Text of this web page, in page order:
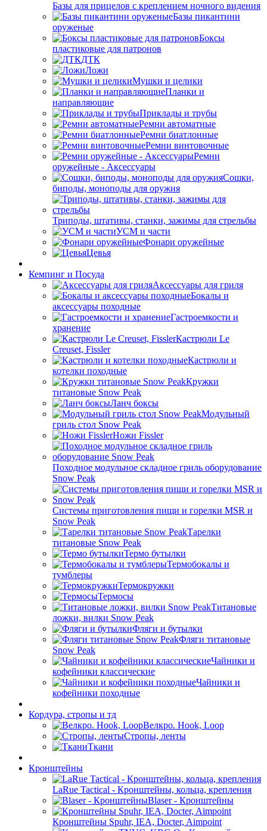
Базы для прицелов с креплением ночного видения
Базы пикантини
оруженые
Боксы
пластиковые для патронов
ДТК
Ложи
Мушки и целики
Планки и
направляющие
Приклады и трубы
Ремни автоматные
Ремни биатлонные
Ремни винтовочные
Ремни
оружейные - Аксессуары
Сошки,
биподы, моноподы для оружия
Триподы, штативы, станки, зажимы для стрельбы
УСМ и части
Фонари оружейные
Цевья
Кемпинг и Посуда
Аксессуары для гриля
Бокалы и
аксессуары походные
Гастроемкости и
хранение
Кастрюли Le
Creuset, Fissler
Кастрюли и
котелки походные
Кружки
титановые Snow Peak
Ланч боксы
Модульный
гриль стол Snow Peak
Ножи Fissler
Походное модульное складное гриль оборудование
Snow Peak
Системы приготовления пищи и горелки MSR и
Snow Peak
Тарелки
титановые Snow Peak
Термо бутылки
Термобокалы и
тумблеры
Термокружки
Термосы
Титановые
ложки, вилки Snow Peak
Фляги и бутылки
Фляги титановые
Snow Peak
Чайники и
кофейники классические
Чайники и
кофейники походные
Кордура, стропы и тд
Велкро. Hook, Loop
Стропы, ленты
Ткани
Кронштейны
LaRue Tactical - Кронштейны, кольца, крепления
Blaser - Кронштейны
Кронштейны Spuhr, IEA, Docter, Aimpoint